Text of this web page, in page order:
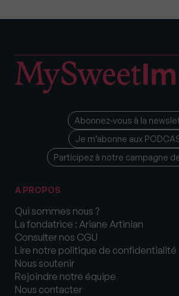
Abonnez-vous à la
Je m’abonne aux
Participez à notre campagne
A PROPOS
Qui sommes nous ?
La fondatrice : Ariane Artinian
Consulter nos CGU
Lire notre politique de confidentialité
Nous soutenir
Rejoindre notre équipe
Nous contacter